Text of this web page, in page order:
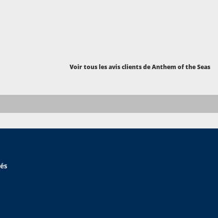
Voir tous les avis clients de Anthem of the Seas